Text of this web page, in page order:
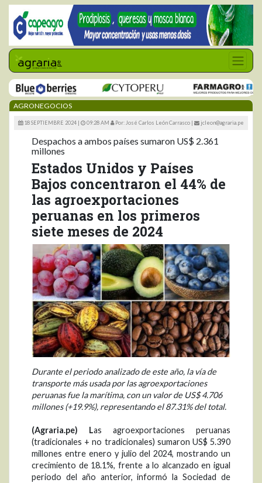
AGRONEGOCIOS
18 SEPTIEMBRE 2024 | 09:28 AM Por: José Carlos León Carrasco | jcleon@agraria.pe
Despachos a ambos países sumaron US$ 2.361
millones
Estados Unidos y Países
Bajos concentraron el 44% de
las agroexportaciones
peruanas en los primeros
siete meses de 2024
Durante el periodo analizado de este año, la vía de
transporte más usada por las agroexportaciones
peruanas fue la marítima, con un valor de US$ 4.706
millones (+19.9%), representando el 87.31% del total.
(Agraria.pe) Las agroexportaciones peruanas
(tradicionales + no tradicionales) sumaron US$ 5.390
millones entre enero y julio del 2024, mostrando un
crecimiento de 18.1%, frente a lo alcanzado en igual
periodo del año anterior, informó la Sociedad de